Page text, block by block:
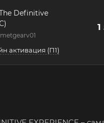
Definitive
активация (П1)